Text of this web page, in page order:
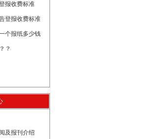
报收费标准
登报收费标准
个报纸多少钱
？
及报刊介绍